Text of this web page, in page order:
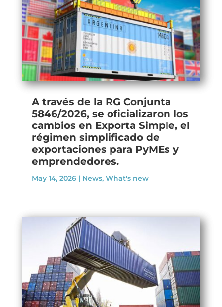
A través de la RG Conjunta
5846/2026, se oficializaron los
cambios en Exporta Simple, el
régimen simplificado de
exportaciones para PyMEs y
emprendedores.
May 14, 2026| News, What's new